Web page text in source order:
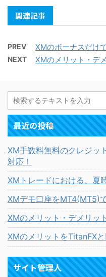
関連記事
PREV XMのボーナスだけ
NEXT XMのメリット・デ
最近の投稿
XM手数料無料のクレジッ
対応！
XMトレードにおける、夏
XMデモ口座をMT4(MT5)
XMのメリット・デメリット
XMのメリットをTitanFX
サイト管理人